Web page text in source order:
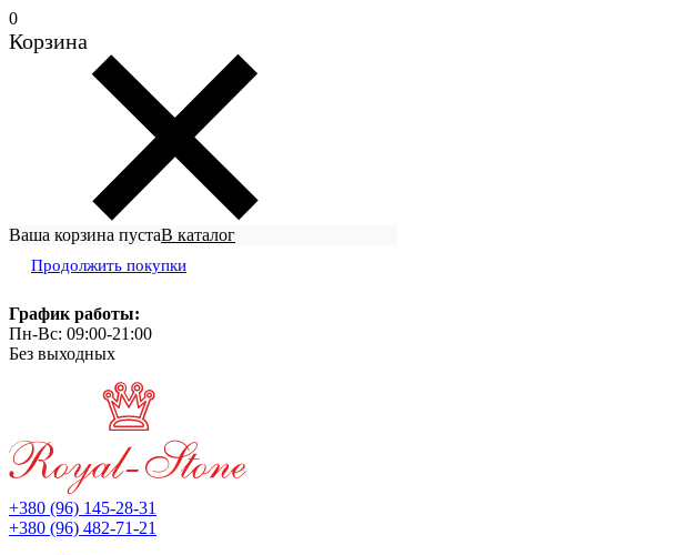
0
Корзина
Ваша корзина пустаВ каталог
Продолжить покупки
График работы:
Пн-Вс: 09:00-21:00
Без выходных
+380 (96) 145-28-31
+380 (96) 482-71-21